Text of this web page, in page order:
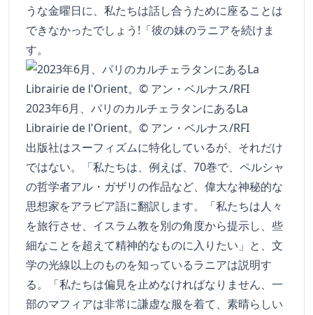
うな金曜日に、私たちは話し合うために座ることは
できなかったでしょう!「彼の妹のラニアを続けま
す。
2023年6月、パリのカルチェラタンにあるLa
Librairie de l'Orient。© アン・ベルナス/RFI
出版社はスーフィズムに特化しているが、それだけ
ではない。「私たちは、例えば、70巻で、ペルシャ
の哲学者アル・ガザリの作品など、偉大な神秘的な
思想家をアラビア語に翻訳します。「私たちは人々
を旅行させ、イスラム教を別の角度から提示し、些
細なことを超えて精神的なものに入りたい」と、文
学の光線以上のものを知っているラニアは説明す
る。「私たちは偏見を止めなければなりません、一
部のマフィアは非常に謙虚な服を着て、素晴らしい